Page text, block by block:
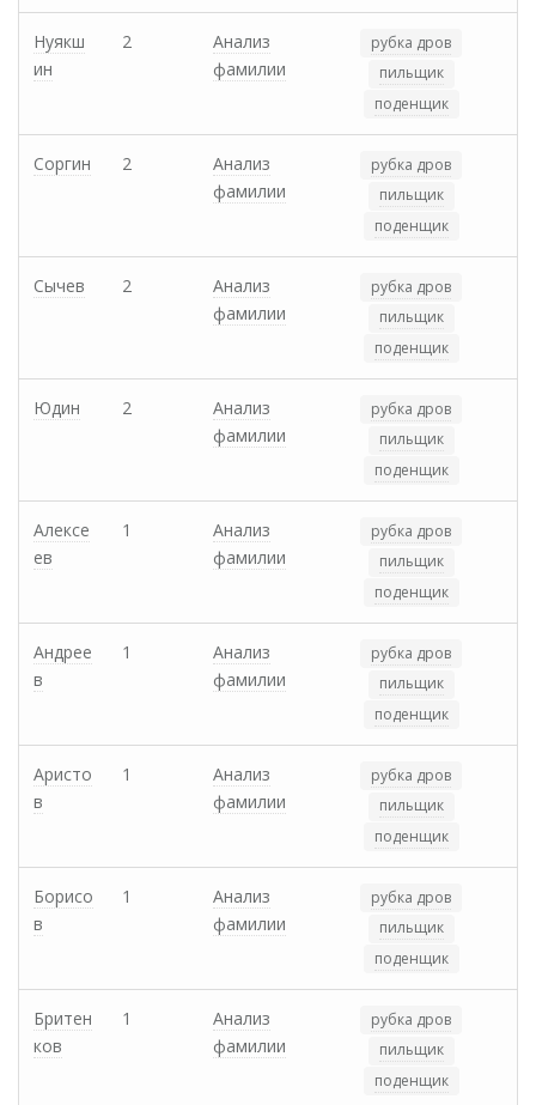
Нуякш
ин
2
Анализ
фамилии
рубка дров
пильщик
поденщик
Соргин 2
Анализ
фамилии
рубка дров
пильщик
поденщик
Сычев 2
Анализ
фамилии
рубка дров
пильщик
поденщик
Юдин 2
Анализ
фамилии
рубка дров
пильщик
поденщик
Алексе
ев
1
Анализ
фамилии
рубка дров
пильщик
поденщик
Андрее
в
1
Анализ
фамилии
рубка дров
пильщик
поденщик
Аристо
в
1
Анализ
фамилии
рубка дров
пильщик
поденщик
Борисо
в
1
Анализ
фамилии
рубка дров
пильщик
поденщик
Бритен
ков
1
Анализ
фамилии
рубка дров
пильщик
поденщик